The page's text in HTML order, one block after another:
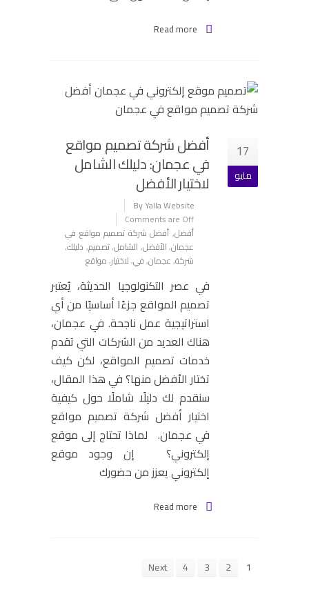
Read more
17
مايو
أفضل شركة تصميم مواقع
في عجمان: دليلك الشامل
لاختيار الأفضل
By Yalla Website
Comments are Off
أفضل, أفضل شركة تصميم مواقع في
عجمان,الأفضل, الشامل,تصميم, دليلك,
شركة,عجمان,في,لاختيار,مواقع
في عصر التكنولوجيا الحديثة، يُعتبر
تصميم المواقع جزءًا أساسيًا من أي
استراتيجية عمل ناجحة. في عجمان،
هناك العديد من الشركات التي تقدم
خدمات تصميم المواقع، لكن كيف
تختار الأفضل منها؟ في هذا المقال،
سنقدم لك دليلًا شاملًا حول كيفية
اختيار أفضل شركة تصميم مواقع
في عجمان. لماذا تحتاج إلى موقع
إلكتروني؟ إن وجود موقع
إلكتروني يعزز من حضورك
Read more
1
2
3
4
Next